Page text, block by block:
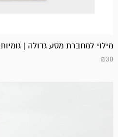
מילוי למחברת מסע גדולה | גומיות
₪30